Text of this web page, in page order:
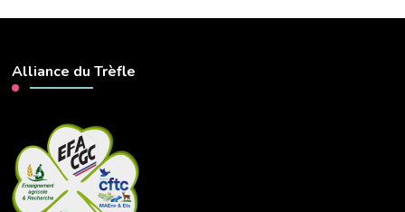
Alliance du Trèfle